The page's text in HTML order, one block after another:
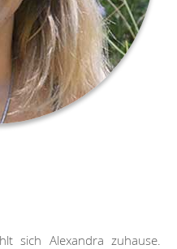
sich Alexandra zuhause.